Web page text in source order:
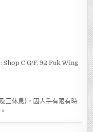
C G/F, 92 Fuk Wing
三休息)，因人手有限有時